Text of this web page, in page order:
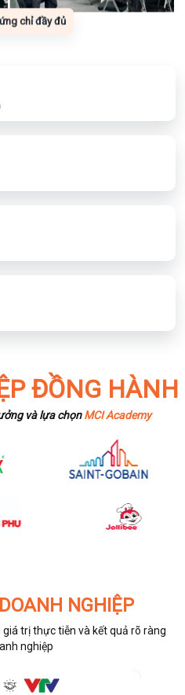
chỉ đầy đủ
ĐỒNG HÀNH
và lựa chọnMCI Academy
NGHIỆP
trị thực tiễn và kết quả rõ ràng
nghiệp